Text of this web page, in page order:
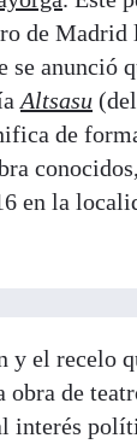
de Madrid
se anunció
Altsasu
de
en la
y el recelo
obra de
interés